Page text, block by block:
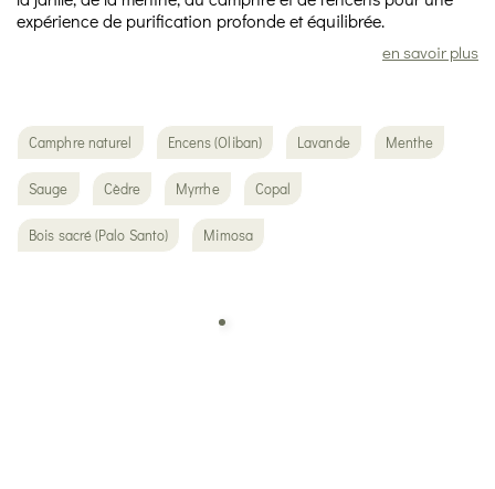
expérience de purification profonde et équilibrée.
en savoir plus
Camphre naturel Encens (Oliban) Lavande Menthe
Sauge Cèdre Myrrhe Copal
Bois sacré (Palo Santo) Mimosa